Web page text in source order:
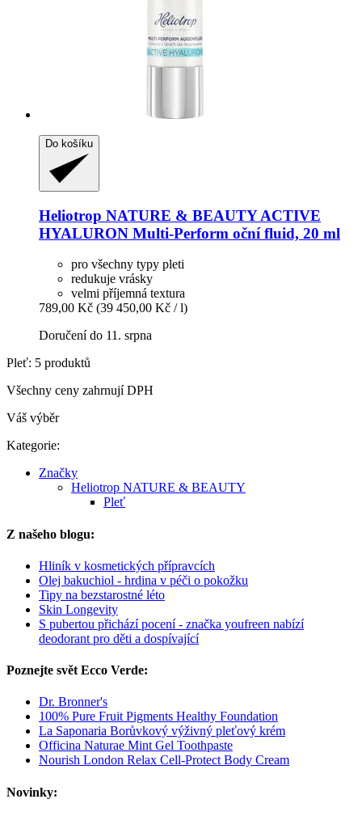
Do košíku
Heliotrop NATURE & BEAUTYACTIVE
HYALURON Multi-​Perform oční fluid, 20 ml
pro všechny typy pleti
redukuje vrásky
velmi příjemná textura
789,00 Kč (39 450,00 Kč / l)
Doručení do 11. srpna
Pleť: 5 produktů
Všechny ceny zahrnují DPH
Váš výběr
Kategorie:
Značky
Heliotrop NATURE & BEAUTY
Pleť
Z našeho blogu:
Hliník v kosmetických přípravcích
Olej bakuchiol - hrdina v péči o pokožku
Tipy na bezstarostné léto
Skin Longevity
S pubertou přichází pocení - značka youfreen nabízí
deodorant pro děti a dospívající
Poznejte svět Ecco Verde:
Dr. Bronner's
100% Pure Fruit Pigments Healthy Foundation
La Saponaria Borůvkový výživný pleťový krém
Officina Naturae Mint Gel Toothpaste
Nourish London Relax Cell-Protect Body Cream
Novinky: